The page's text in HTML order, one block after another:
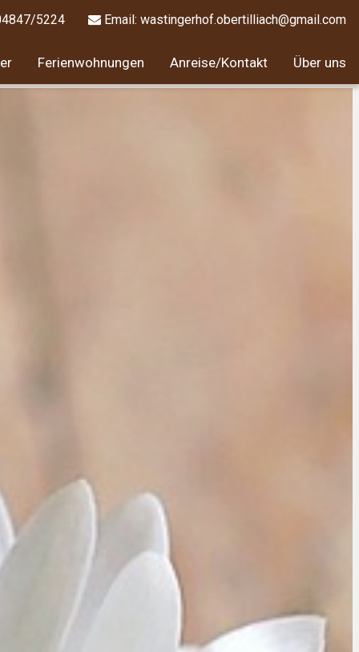
5224 Email: wastingerhof.obertilliach@gmail.com
Über uns
Anreise/Kontakt
Ferienwohnungen